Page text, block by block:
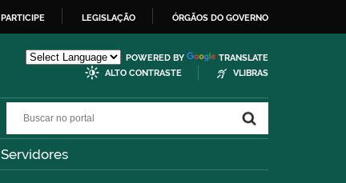
PARTICIPE LEGISLAÇÃO ÓRGÃOS DO GOVERNO
POWERED BY
TRANSLATE
ALTO CONTRASTE
VLIBRAS
Servidores